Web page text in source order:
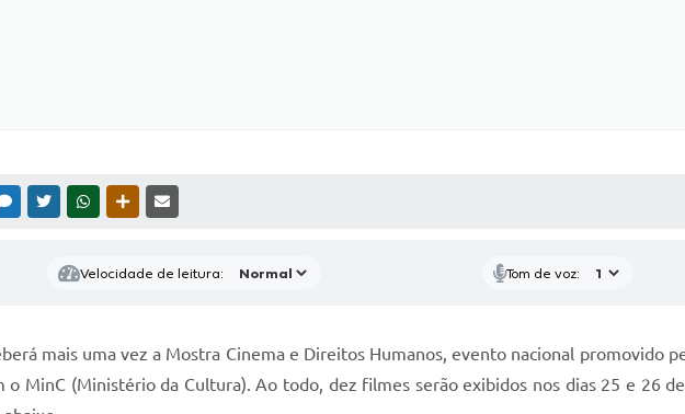
MESSENGER
TWITTERWHATSAPPOUTRAS MÍDIAS
Velocidade de leitura: Tom de voz:
mais uma vez a Mostra Cinema e Direitos Humanos, evento nacional promovido
o MinC (Ministério da Cultura). Ao todo, dez filmes serão exibidos nos dias 25 e 26